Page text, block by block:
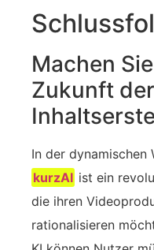
Machen
Zukunft der
In der dynamischen
kurzAI ist ein
die ihren
rationalisieren